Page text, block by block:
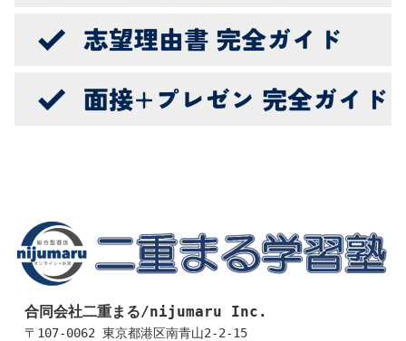
合同会社二重まる/nijumaru Inc.
〒107-0062 東京都港区南青山2-2-15